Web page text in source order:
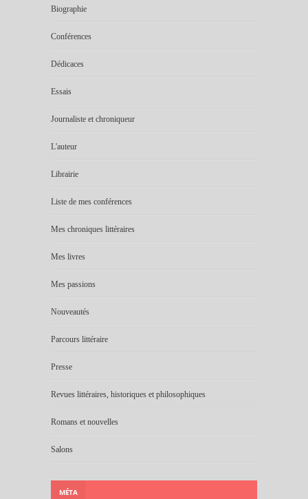
Biographie
Conférences
Dédicaces
Essais
Journaliste et chroniqueur
L'auteur
Librairie
Liste de mes conférences
Mes chroniques littéraires
Mes livres
Mes passions
Nouveautés
Parcours littéraire
Presse
Revues littéraires, historiques et philosophiques
Romans et nouvelles
Salons
MÉTA